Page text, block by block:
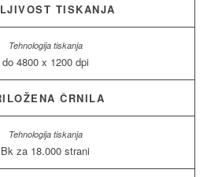
TISKANJA
do 4800 x 1200 dpi
ČRNILA
Bk za 18.000 strani